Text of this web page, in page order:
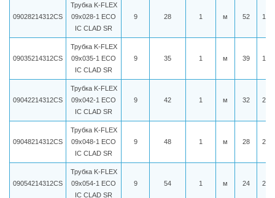
09028214312CS
Трубка K-FLEX
09x028-1 ECO
IC CLAD SR
9 28 1 м 52
09035214312CS
Трубка K-FLEX
09x035-1 ECO
IC CLAD SR
9 35 1 м 39
09042214312CS
Трубка K-FLEX
09x042-1 ECO
IC CLAD SR
9 42 1 м 32
09048214312CS
Трубка K-FLEX
09x048-1 ECO
IC CLAD SR
9 48 1 м 28
09054214312CS
Трубка K-FLEX
09x054-1 ECO
IC CLAD SR
9 54 1 м 24